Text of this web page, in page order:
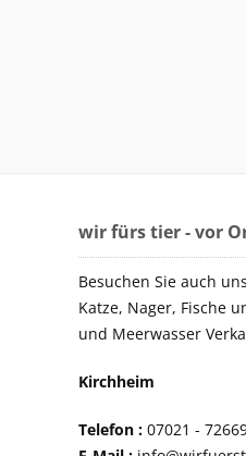
wir fürs tier - vor
Besuchen Sie auch
Katze, Nager, Fische
und Meerwasser
Kirchheim
Telefon :